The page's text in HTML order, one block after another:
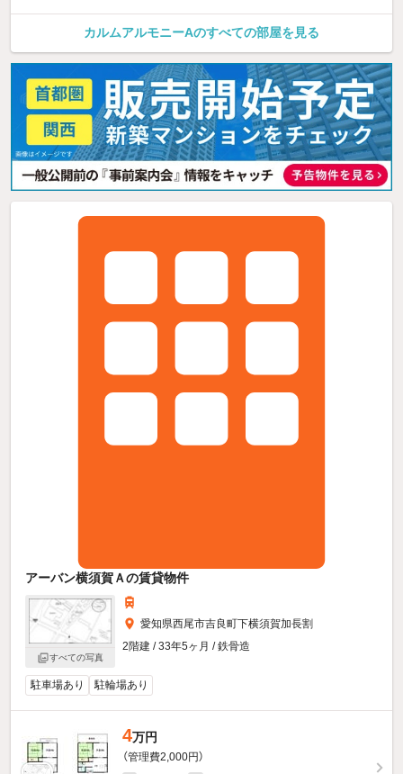
カルムアルモニーAのすべての部屋を見る
アーバン横須賀Ａの賃貸物件
すべての写真
愛知県西尾市吉良町下横須賀加長割
2階建 / 33年5ヶ月 / 鉄骨造
駐車場あり 駐輪場あり
4万円
（管理費2,000円）